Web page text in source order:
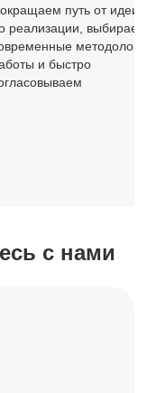
путь от идеи
реализации, выбираем
и быстро
с нами